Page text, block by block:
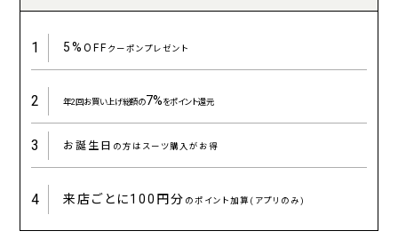
1 5%OFFクーポンプレゼント
2 年2回お買い上げ総額の7%をポイント還元
3 お誕生日 の方はスーツ購入がお得
4 来店ごとに100円分 のポイント加算(アプリのみ)